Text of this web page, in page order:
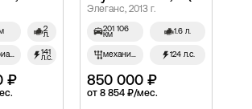
2
л.
Автомат вариатор 141
л.с.
₽
Элеганс, 2013 г.
201 106
км 1.6 л.
механич. 124 л.с.
850 000 ₽
от 8 854 ₽/мес.